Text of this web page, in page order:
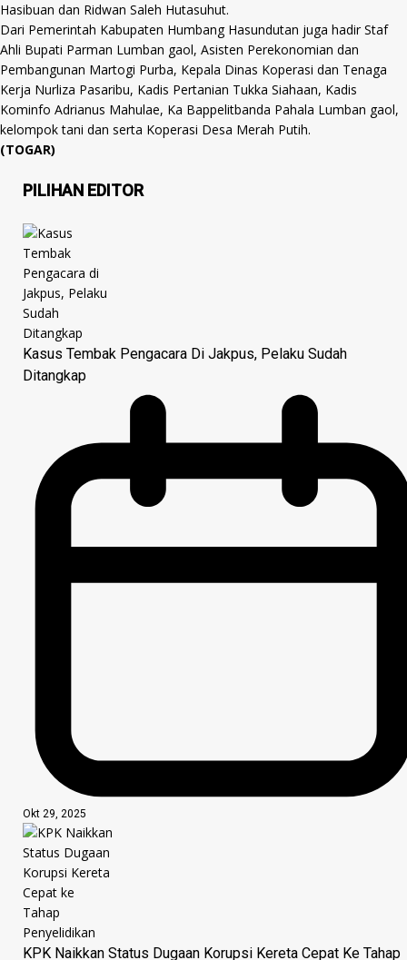
Hasibuan dan Ridwan Saleh Hutasuhut.
Dari Pemerintah Kabupaten Humbang Hasundutan juga hadir Staf
Ahli Bupati Parman Lumban gaol, Asisten Perekonomian dan
Pembangunan Martogi Purba, Kepala Dinas Koperasi dan Tenaga
Kerja Nurliza Pasaribu, Kadis Pertanian Tukka Siahaan, Kadis
Kominfo Adrianus Mahulae, Ka Bappelitbanda Pahala Lumban gaol,
kelompok tani dan serta Koperasi Desa Merah Putih.
(TOGAR)
PILIHAN EDITOR
Kasus Tembak Pengacara Di Jakpus, Pelaku Sudah
Ditangkap
Okt 29, 2025
KPK Naikkan Status Dugaan Korupsi Kereta Cepat Ke Tahap